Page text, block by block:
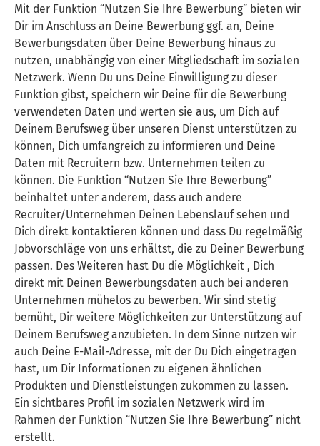
Mit der Funktion “Nutzen Sie Ihre Bewerbung” bieten wir
Dir im Anschluss an Deine Bewerbung ggf. an, Deine
Bewerbungsdaten über Deine Bewerbung hinaus zu
nutzen, unabhängig von einer Mitgliedschaft im sozialen
Netzwerk. Wenn Du uns Deine Einwilligung zu dieser
Funktion gibst, speichern wir Deine für die Bewerbung
verwendeten Daten und werten sie aus, um Dich auf
Deinem Berufsweg über unseren Dienst unterstützen zu
können, Dich umfangreich zu informieren und Deine
Daten mit Recruitern bzw. Unternehmen teilen zu
können. Die Funktion “Nutzen Sie Ihre Bewerbung”
beinhaltet unter anderem, dass auch andere
Recruiter/Unternehmen Deinen Lebenslauf sehen und
Dich direkt kontaktieren können und dass Du regelmäßig
Jobvorschläge von uns erhältst, die zu Deiner Bewerbung
passen. Des Weiteren hast Du die Möglichkeit , Dich
direkt mit Deinen Bewerbungsdaten auch bei anderen
Unternehmen mühelos zu bewerben. Wir sind stetig
bemüht, Dir weitere Möglichkeiten zur Unterstützung auf
Deinem Berufsweg anzubieten. In dem Sinne nutzen wir
auch Deine E-Mail-Adresse, mit der Du Dich eingetragen
hast, um Dir Informationen zu eigenen ähnlichen
Produkten und Dienstleistungen zukommen zu lassen.
Ein sichtbares Profil im sozialen Netzwerk wird im
Rahmen der Funktion “Nutzen Sie Ihre Bewerbung” nicht
erstellt.